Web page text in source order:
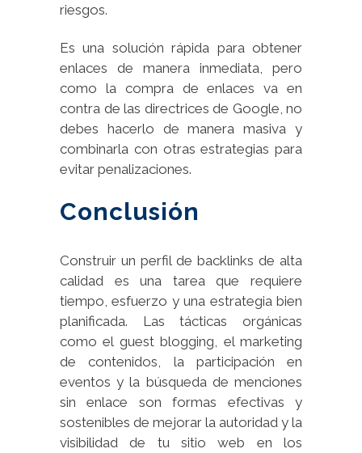
riesgos.
Es una solución rápida para obtener
enlaces de manera inmediata, pero
como la compra de enlaces va en
contra de las directrices de Google, no
debes hacerlo de manera masiva y
combinarla con otras estrategias para
evitar penalizaciones.
Conclusión
Construir un perfil de backlinks de alta
calidad es una tarea que requiere
tiempo, esfuerzo y una estrategia bien
planificada. Las tácticas orgánicas
como el guest blogging, el marketing
de contenidos, la participación en
eventos y la búsqueda de menciones
sin enlace son formas efectivas y
sostenibles de mejorar la autoridad y la
visibilidad de tu sitio web en los